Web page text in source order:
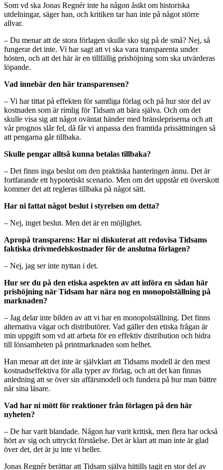
Som vd ska Jonas Regnér inte ha någon åsikt om historiska
utdelningar, säger han, och kritiken tar han inte på något större
allvar.
– Du menar att de stora förlagen skulle sko sig på de små? Nej, så
fungerar det inte. Vi har sagt att vi ska vara transparenta under
hösten, och att det här är en tillfällig prishöjning som ska utvärderas
löpande.
Vad innebär den här transparensen?
– Vi har tittat på effekten för samtliga förlag och på hur stor del av
kostnaden som är rimlig för Tidsam att bära själva. Och om det
skulle visa sig att något oväntat händer med bränslepriserna och att
vår prognos slår fel, då får vi anpassa den framtida prissättningen så
att pengarna går tillbaka.
Skulle pengar alltså kunna betalas tillbaka?
– Det finns inga beslut om den praktiska hanteringen ännu. Det är
fortfarande ett hypotetiskt scenario. Men om det uppstår ett överskott
kommer det att regleras tillbaka på något sätt.
Har ni fattat något beslut i styrelsen om detta?
– Nej, inget beslut. Men det är en möjlighet.
Apropå transparens: Har ni diskuterat att redovisa Tidsams
faktiska drivmedelskostnader för de anslutna förlagen?
– Nej, jag ser inte nyttan i det.
Hur ser du på den etiska aspekten av att införa en sådan här
prishöjning när Tidsam har nära nog en monopolställning på
marknaden?
– Jag delar inte bilden av att vi har en monopolställning. Det finns
alternativa vägar och distributörer. Vad gäller den etiska frågan är
min uppgift som vd att arbeta för en effektiv distribution och bidra
till lönsamheten på printmarknaden som helhet.
Han menar att det inte är självklart att Tidsams modell är den mest
kostnadseffektiva för alla typer av förlag, och att det kan finnas
anledning att se över sin affärsmodell och fundera på hur man bättre
når sina läsare.
Vad har ni mött för reaktioner från förlagen på den här
nyheten?
– De har varit blandade. Någon har varit kritisk, men flera har också
hört av sig och uttryckt förståelse. Det är klart att man inte är glad
över det, det är ju inte vi heller.
Jonas Regnér berättar att Tidsam själva hittills tagit en stor del av